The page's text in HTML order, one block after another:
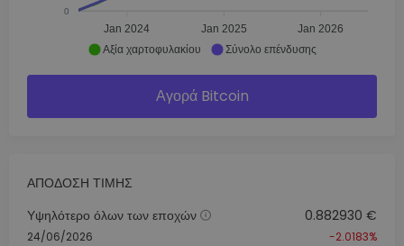
0
Jan 2024 Jan 2025 Jan 2026
Αξία χαρτοφυλακίου Σύνολο επένδυσης
Αγορά Bitcoin
ΑΠΌΔΟΣΗ ΤΙΜΉΣ
Υψηλότερο όλων των εποχών
24/06/2026
0.882930 €
-2.0183%